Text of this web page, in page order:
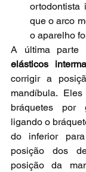
ortodontista
que o arco
o aparelho
elásticos
corrigir a
mandíbula.
bráquetes por
ligando o
do inferior
posição dos
posição da